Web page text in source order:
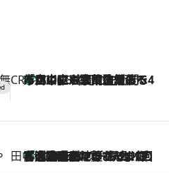
CREA'S CHOICE
2026.8.7
「立川にも歌舞伎があるんだよ」 片岡仁左衛門・市川中車ら豪華座組みで4年目の立川立飛歌舞伎へ
田中稲の勝手に再ブーム
2026.8.7
「湘南乃風に憧れて」観客大盛上がりの“タオル回し”に、ラッパー顔負けの高速歌唱まで…さだまさし（74）のアグレッシブすぎる現在地